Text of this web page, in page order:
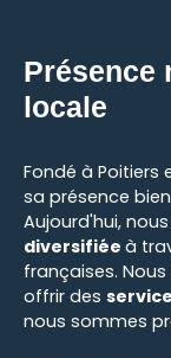
Présence
locale
Fondé à Poitiers
sa présence
Aujourd'hui,
diversifiée à
françaises.
offrir des
nous sommes